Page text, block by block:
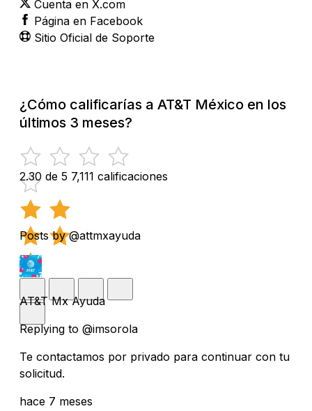
Cuenta en X.com
Página en Facebook
Sitio Oficial de Soporte
¿Cómo calificarías a AT&T México en los
últimos 3 meses?
2.30 de 5 7,111 calificaciones
Posts by @attmxayuda
AT&T Mx Ayuda
Replying to @imsorola
Te contactamos por privado para continuar con tu
solicitud.
hace 7 meses